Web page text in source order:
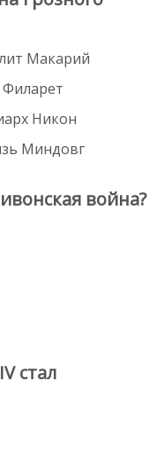
Макарий
Филарет
Никон
Миндовг
война?
стал